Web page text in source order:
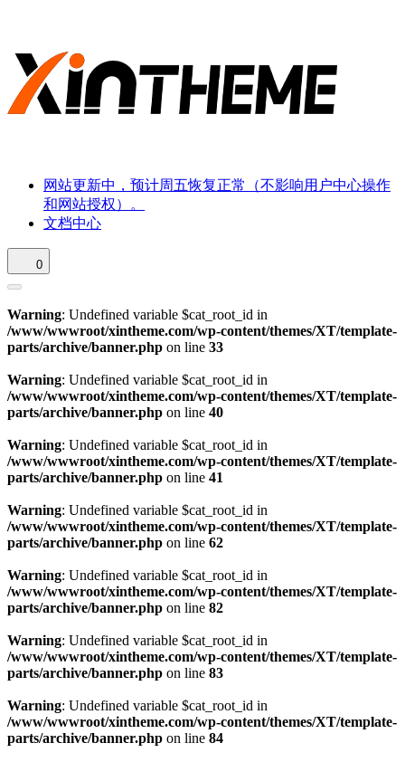
网站更新中，预计周五恢复正常（不影响用户中心操作
和网站授权）。
文档中心
0
Warning: Undefined variable $cat_root_id in
/www/wwwroot/xintheme.com/wp-content/themes/XT/template-
parts/archive/banner.php on line 33
Warning: Undefined variable $cat_root_id in
/www/wwwroot/xintheme.com/wp-content/themes/XT/template-
parts/archive/banner.php on line 40
Warning: Undefined variable $cat_root_id in
/www/wwwroot/xintheme.com/wp-content/themes/XT/template-
parts/archive/banner.php on line 41
Warning: Undefined variable $cat_root_id in
/www/wwwroot/xintheme.com/wp-content/themes/XT/template-
parts/archive/banner.php on line 62
Warning: Undefined variable $cat_root_id in
/www/wwwroot/xintheme.com/wp-content/themes/XT/template-
parts/archive/banner.php on line 82
Warning: Undefined variable $cat_root_id in
/www/wwwroot/xintheme.com/wp-content/themes/XT/template-
parts/archive/banner.php on line 83
Warning: Undefined variable $cat_root_id in
/www/wwwroot/xintheme.com/wp-content/themes/XT/template-
parts/archive/banner.php on line 84